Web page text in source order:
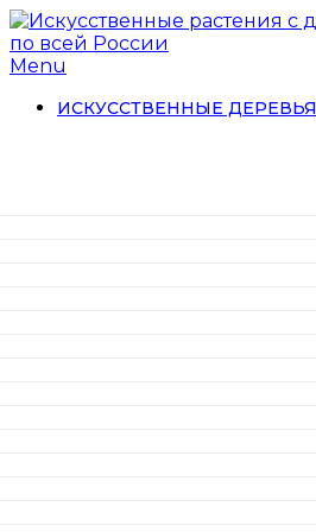
Menu
ИСКУССТВЕННЫЕ ДЕРЕВЬЯ